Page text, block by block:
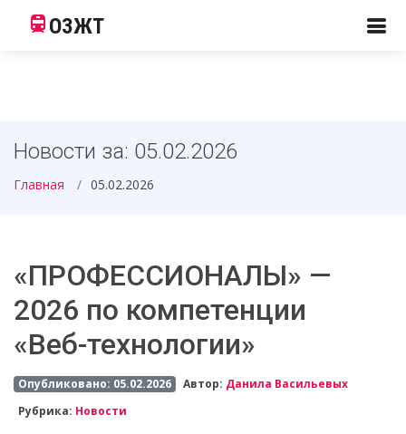
ОЗЖТ
Новости за: 05.02.2026
Главная 05.02.2026
«ПРОФЕССИОНАЛЫ» —
2026 по компетенции
«Веб-технологии»
Опубликовано: 05.02.2026 Автор: Данила Васильевых
Рубрика: Новости